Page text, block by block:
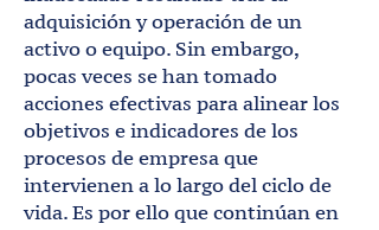
adquisición y operación de un
activo o equipo. Sin embargo,
pocas veces se han tomado
acciones efectivas para alinear los
objetivos e indicadores de los
procesos de empresa que
intervienen a lo largo del ciclo de
vida. Es por ello que continúan en